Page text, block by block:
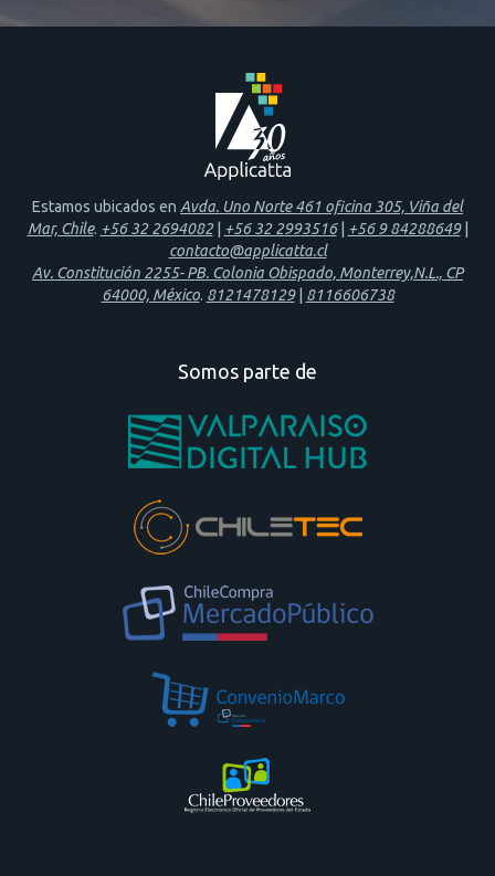
Estamos ubicados en Avda. Uno Norte 461 oficina 305, Viña del
Mar, Chile. +56 32 2694082| +56 32 2993516| +56 9 84288649|
contacto@applicatta.cl
Av. Constitución 2255- PB. Colonia Obispado, Monterrey,N.L., CP
64000, México. 8121478129| 8116606738
Somos parte de